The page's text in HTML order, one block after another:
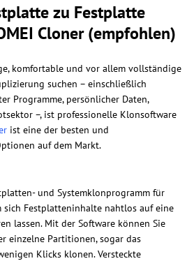
zu Festplatte
Cloner (empfohlen)
komfortable und vor allem vollständige
suchen – einschließlich
Programme, persönlicher Daten,
–, ist professionelle Klonsoftware
ist eine der besten und
auf dem Markt.
und Systemklonprogramm für
sich Festplatteninhalte nahtlos auf eine
lassen. Mit der Software können Sie
einzelne Partitionen, sogar das
Klicks klonen. Versteckte